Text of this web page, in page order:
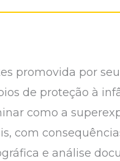
promovida por
de proteção à
como a
com
e análise